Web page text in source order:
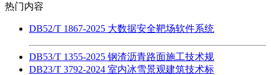
热门内容
DB52/T 1867-2025 大数据安全靶场软件系统
DB53/T 1355-2025 钢渣沥青路面施工技术规
DB23/T 3792-2024 室内冰雪景观建筑技术标